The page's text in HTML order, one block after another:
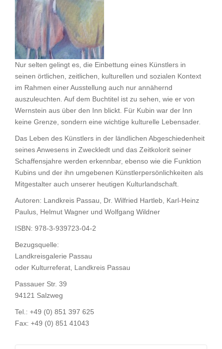
Nur selten gelingt es, die Einbettung eines Künstlers in
seinen örtlichen, zeitlichen, kulturellen und sozialen Kontext
im Rahmen einer Ausstellung auch nur annähernd
auszuleuchten. Auf dem Buchtitel ist zu sehen, wie er von
Wernstein aus über den Inn blickt. Für Kubin war der Inn
keine Grenze, sondern eine wichtige kulturelle Lebensader.
Das Leben des Künstlers in der ländlichen Abgeschiedenheit
seines Anwesens in Zweckledt und das Zeitkolorit seiner
Schaffensjahre werden erkennbar, ebenso wie die Funktion
Kubins und der ihn umgebenen Künstlerpersönlichkeiten als
Mitgestalter auch unserer heutigen Kulturlandschaft.
Autoren: Landkreis Passau, Dr. Wilfried Hartleb, Karl-Heinz
Paulus, Helmut Wagner und Wolfgang Wildner
ISBN: 978-3-939723-04-2
Bezugsquelle:
Landkreisgalerie Passau
oder Kulturreferat, Landkreis Passau
Passauer Str. 39
94121 Salzweg
Tel.: +49 (0) 851 397 625
Fax: +49 (0) 851 41043